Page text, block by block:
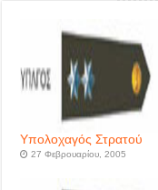
Υπολοχαγός Στρατού
27 Φεβρουαρίου, 2005